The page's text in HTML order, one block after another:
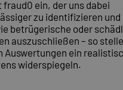
ein, der uns dabei
zu identifizieren und
betrügerische oder
auszuschließen – so
ein
widerspiegeln.